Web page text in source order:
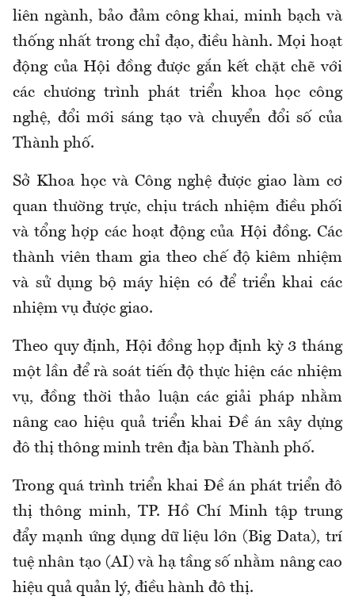
liên ngành, bảo đảm công khai, minh bạch và
thống nhất trong chỉ đạo, điều hành. Mọi hoạt
động của Hội đồng được gắn kết chặt chẽ với
các chương trình phát triển khoa học công
nghệ, đổi mới sáng tạo và chuyển đổi số của
Thành phố.
Sở Khoa học và Công nghệ được giao làm cơ
quan thường trực, chịu trách nhiệm điều phối
và tổng hợp các hoạt động của Hội đồng. Các
thành viên tham gia theo chế độ kiêm nhiệm
và sử dụng bộ máy hiện có để triển khai các
nhiệm vụ được giao.
Theo quy định, Hội đồng họp định kỳ 3 tháng
một lần để rà soát tiến độ thực hiện các nhiệm
vụ, đồng thời thảo luận các giải pháp nhằm
nâng cao hiệu quả triển khai Đề án xây dựng
đô thị thông minh trên địa bàn Thành phố.
Trong quá trình triển khai Đề án phát triển đô
thị thông minh, TP. Hồ Chí Minh tập trung
đẩy mạnh ứng dụng dữ liệu lớn (Big Data), trí
tuệ nhân tạo (AI) và hạ tầng số nhằm nâng cao
hiệu quả quản lý, điều hành đô thị.